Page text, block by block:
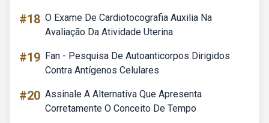
#18 O Exame De Cardiotocografia Auxilia Na
Avaliação Da Atividade Uterina
#19 Fan - Pesquisa De Autoanticorpos Dirigidos
Contra Antígenos Celulares
#20 Assinale A Alternativa Que Apresenta
Corretamente O Conceito De Tempo